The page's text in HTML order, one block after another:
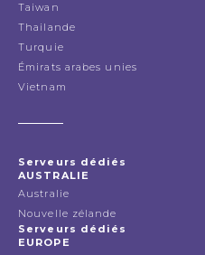
Taiwan
Thailande
Turquie
Émirats arabes unies
Vietnam
Serveurs dédiés
AUSTRALIE
Australie
Nouvelle zélande
Serveurs dédiés
EUROPE